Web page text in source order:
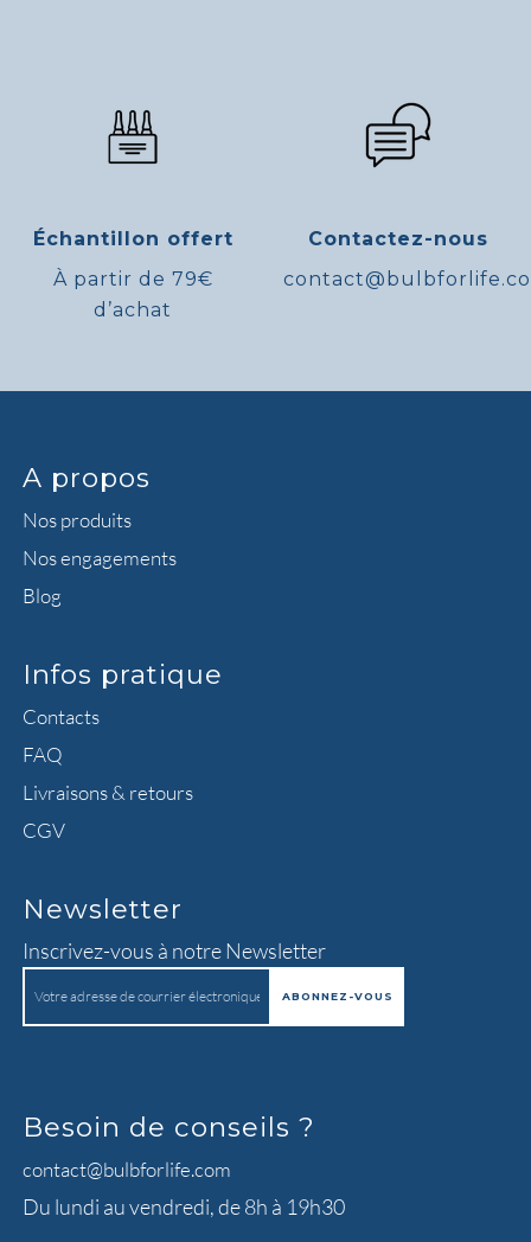
Échantillon offert
À partir de 79€
d’achat
Contactez-nous
A propos
Nos produits
Nos engagements
Blog
Infos pratique
Contacts
FAQ
Livraisons & retours
CGV
Newsletter
Inscrivez-vous à notre Newsletter
Besoin de conseils ?
contact@bulbforlife.com
Du lundi au vendredi, de 8h à 19h30